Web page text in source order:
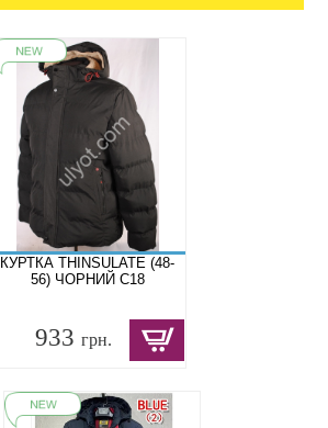
КУРТКА THINSULATE (48-
56) ЧОРНИЙ C18
933 грн.